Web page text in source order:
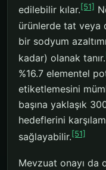
edilebilir kılar.[51]
ürünlerde tat veya
bir sodyum
kadar) olanak tanır.
%16.7 elementel
etiketlemesini
başına yaklaşık
hedeflerini
sağlayabilir.[51]
Mevzuat onayı da